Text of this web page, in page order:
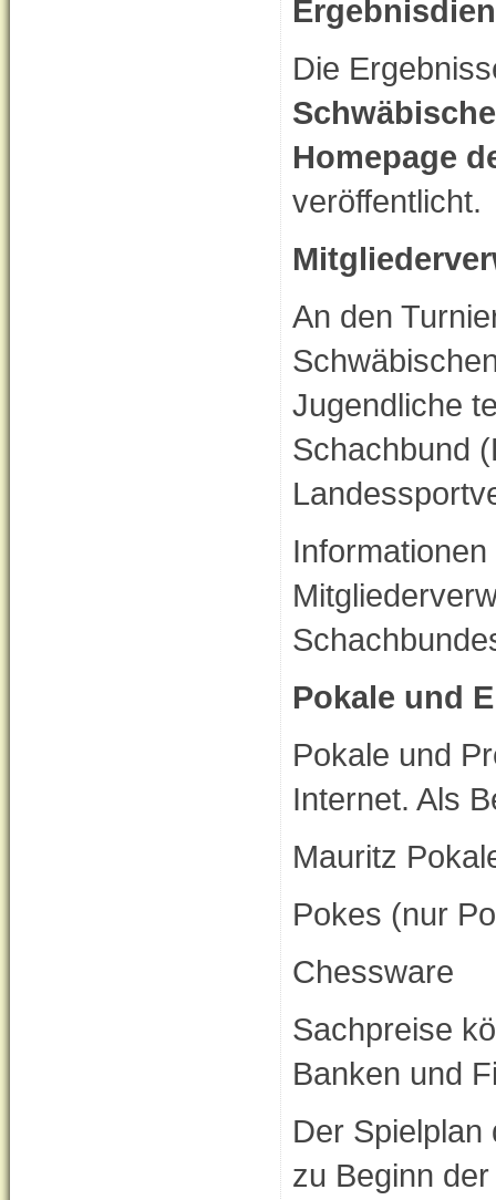
Die
Homepage
veröffentlicht.
An den
Jugendliche
Schachbund
Pokale und
Pokale und
Internet. Als
Pokes
Sachpreise
Banken und
Der
zu Beginn